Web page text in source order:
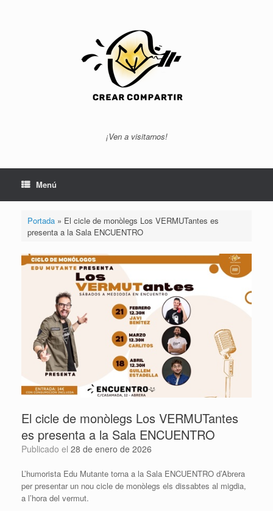
¡Ven a visitarnos!
Menú
Portada» El cicle de monòlegs Los VERMUTantes es
presenta a la Sala ENCUENTRO
El cicle de monòlegs Los VERMUTantes
es presenta a la Sala ENCUENTRO
Publicado el 28 de enero de 2026
L’humorista Edu Mutante torna a la Sala ENCUENTRO d’Abrera
per presentar un nou cicle de monòlegs els dissabtes al migdia,
a l’hora del vermut.